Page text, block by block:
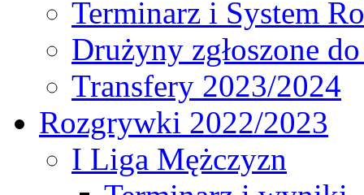
Terminarz i System
Drużyny zgłoszone
Transfery 2023/2024
Rozgrywki 2022/2023
I Liga Mężczyzn